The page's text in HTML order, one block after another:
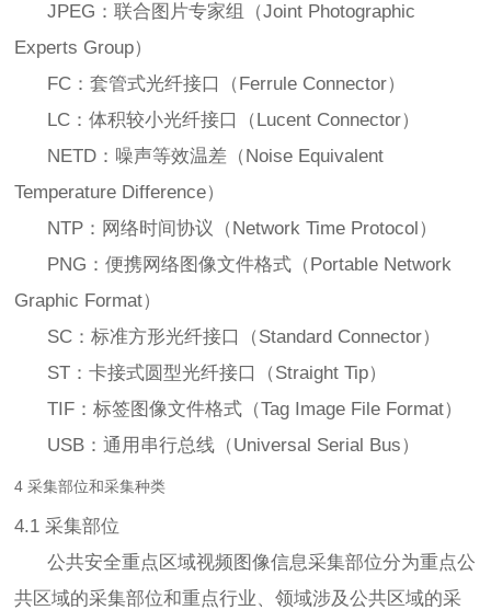
JPEG：联合图片专家组（Joint Photographic
Experts Group）
FC：套管式光纤接口（Ferrule Connector）
LC：体积较小光纤接口（Lucent Connector）
NETD：噪声等效温差（Noise Equivalent
Temperature Difference）
NTP：网络时间协议（Network Time Protocol）
PNG：便携网络图像文件格式（Portable Network
Graphic Format）
SC：标准方形光纤接口（Standard Connector）
ST：卡接式圆型光纤接口（Straight Tip）
TIF：标签图像文件格式（Tag Image File Format）
USB：通用串行总线（Universal Serial Bus）
4 采集部位和采集种类
4.1 采集部位
公共安全重点区域视频图像信息采集部位分为重点公
共区域的采集部位和重点行业、领域涉及公共区域的采